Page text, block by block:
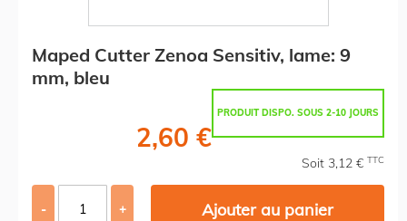
Maped Cutter Zenoa Sensitiv, lame: 9
mm, bleu
PRODUIT DISPO. SOUS 2-10 JOURS
2,60 €
Soit 3,12 € TTC
- + Ajouter au panier